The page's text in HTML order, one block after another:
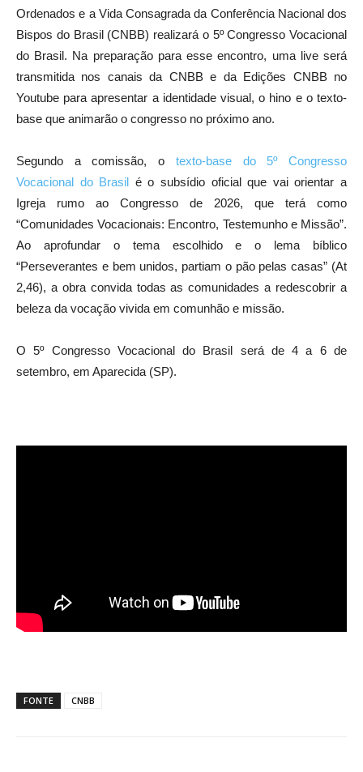
Ordenados e a Vida Consagrada da Conferência Nacional dos
Bispos do Brasil (CNBB) realizará o 5º Congresso Vocacional
do Brasil. Na preparação para esse encontro, uma live será
transmitida nos canais da CNBB e da Edições CNBB no
Youtube para apresentar a identidade visual, o hino e o texto-
base que animarão o congresso no próximo ano.
Segundo a comissão, o texto-base do 5º Congresso
Vocacional do Brasil é o subsídio oficial que vai orientar a
Igreja rumo ao Congresso de 2026, que terá como
“Comunidades Vocacionais: Encontro, Testemunho e Missão”.
Ao aprofundar o tema escolhido e o lema bíblico
“Perseverantes e bem unidos, partiam o pão pelas casas” (At
2,46), a obra convida todas as comunidades a redescobrir a
beleza da vocação vivida em comunhão e missão.
O 5º Congresso Vocacional do Brasil será de 4 a 6 de
setembro, em Aparecida (SP).
FONTE CNBB